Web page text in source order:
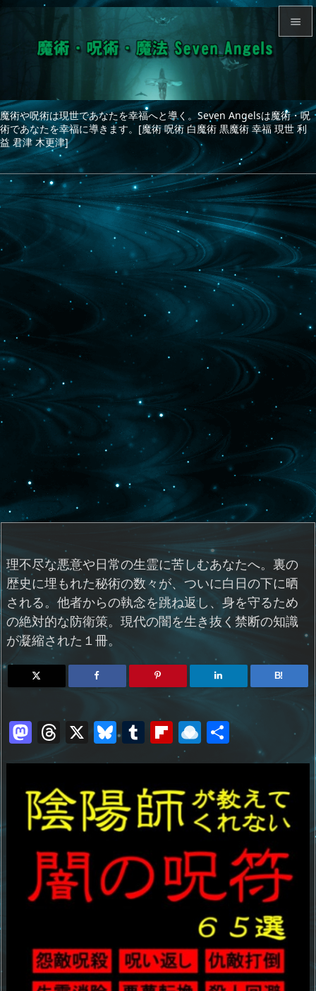
魔術や呪術は現世であなたを幸福へと導く。Seven Angelsは魔術・呪
術であなたを幸福に導きます。[魔術 呪術 白魔術 黒魔術 幸福 現世 利
益 君津 木更津]

サイド


次へ

理不尽な悪意や日常の生霊に苦しむあなたへ。裏の
歴史に埋もれた秘術の数々が、ついに白日の下に晒
される。他者からの執念を跳ね返し、身を守るため
の絶対的な防衛策。現代の闇を生き抜く禁断の知識
が凝縮された１冊。
B!
M
o
d
o
n
T
a
d
s
X Bl
sk
y
T
bl
r
Fl
ip
o
ar
d
R
d
ro
p.
io
共